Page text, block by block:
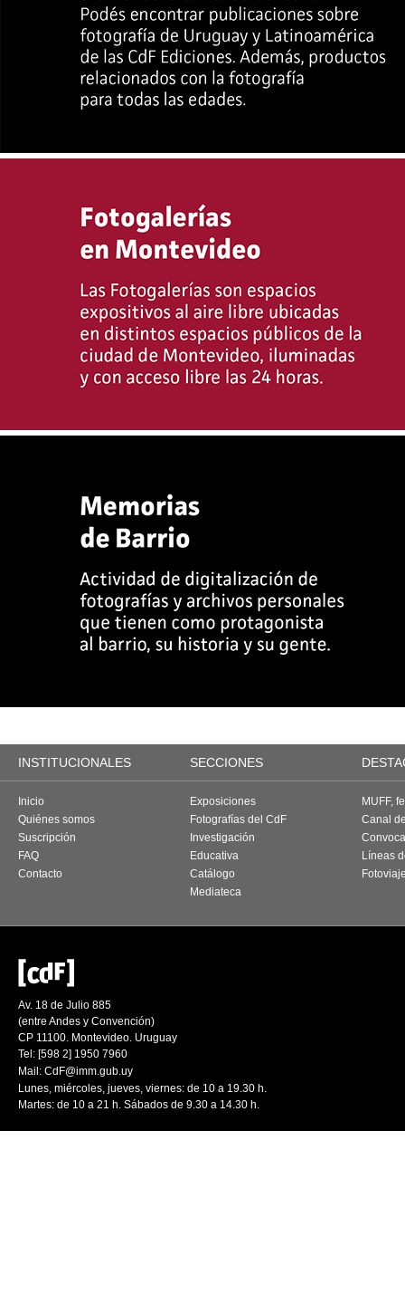
INSTITUCIONALES SECCIONES
Inicio
Quiénes somos
Suscripción
FAQ
Contacto
Exposiciones
Fotografías del CdF
Investigación
Educativa
Catálogo
Mediateca
MUFF,
Canal
Líneas
Av. 18 de Julio 885
(entre Andes y Convención)
CP 11100. Montevideo. Uruguay
Tel: [598 2] 1950 7960
Mail: CdF@imm.gub.uy
Lunes, miércoles, jueves, viernes: de 10 a 19.30 h.
Martes: de 10 a 21 h. Sábados de 9.30 a 14.30 h.